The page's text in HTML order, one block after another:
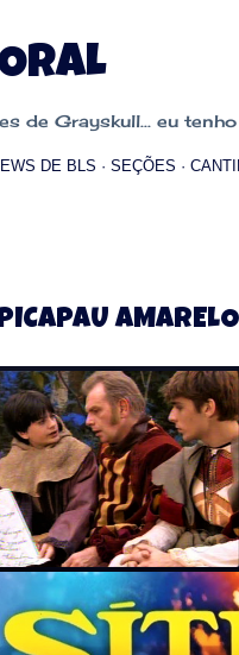
de Grayskull... eu
DE BLS SEÇÕES